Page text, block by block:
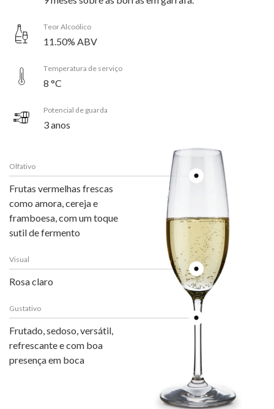
Teor Alcoólico
11.50% ABV
Temperatura de serviço
8 °C
Potencial de guarda
3 anos
Olfativo
Frutas vermelhas frescas
como amora, cereja e
framboesa, com um toque
sutil de fermento
Visual
Rosa claro
Gustativo
Frutado, sedoso, versátil,
refrescante e com boa
presença em boca